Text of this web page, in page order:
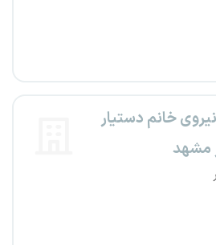
1نفر نیروی خانم دستیار
مشهد